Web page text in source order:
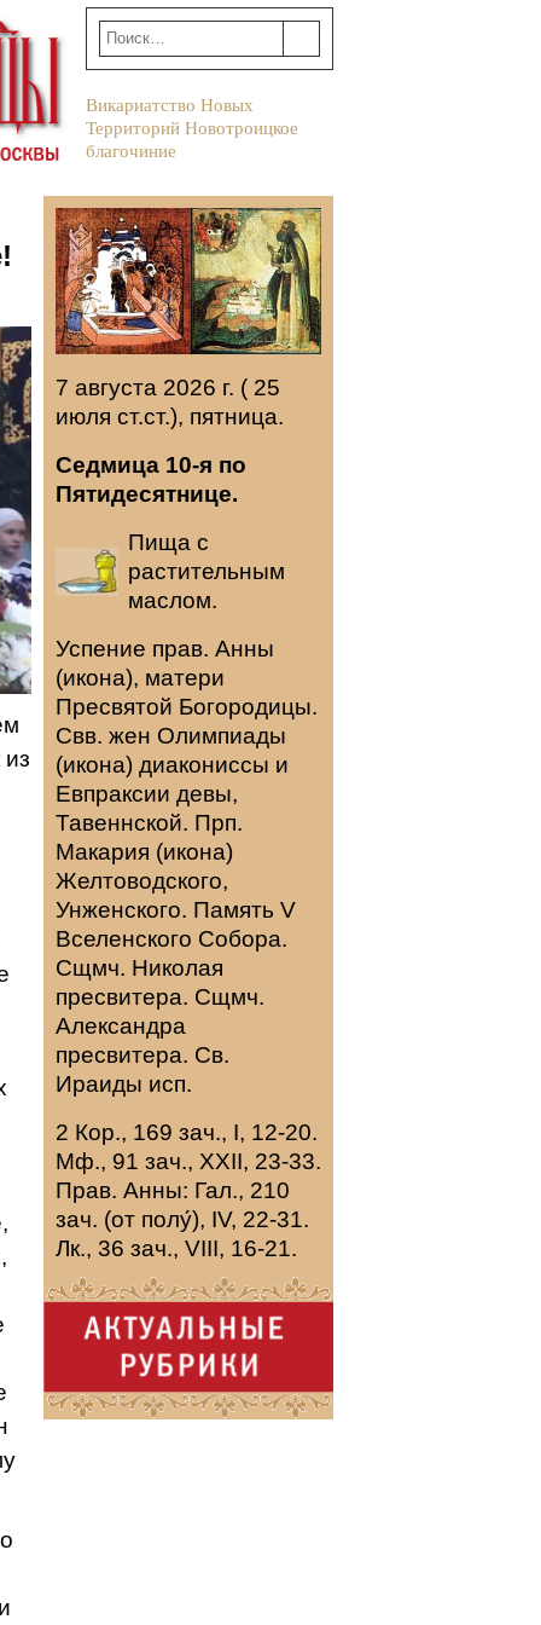
Викариатство Новых
Территорий Новотроицкое
благочиние
7 августа 2026 г. ( 25
июля ст.ст.), пятница.
Седмица 10-я по
Пятидесятнице.
Пища с
растительным
маслом.
Успение прав. Анны
(икона), матери
Пресвятой Богородицы.
Свв. жен Олимпиады
(икона) диакониссы и
Евпраксии девы,
Тавеннской. Прп.
Макария (икона)
Желтоводского,
Унженского. Память V
Вселенского Собора.
Сщмч. Николая
пресвитера. Сщмч.
Александра
пресвитера. Св.
Ираиды исп.
2 Кор., 169 зач., I, 12-20.
Мф., 91 зач., XXII, 23-33.
Прав. Анны: Гал., 210
зач. (от полу́), IV, 22-31.
Лк., 36 зач., VIII, 16-21.